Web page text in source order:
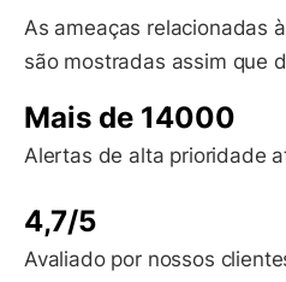
As ameaças relacionadas
são mostradas assim que
Mais de 14000
Alertas de alta prioridade
4,7/5
Avaliado por nossos